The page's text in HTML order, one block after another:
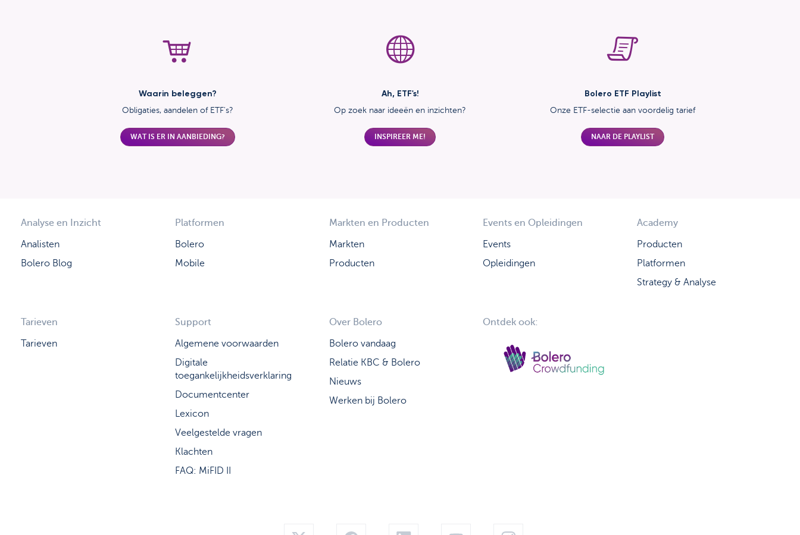
Waarin beleggen?
Obligaties, aandelen of ETF's?
WAT IS ER IN AANBIEDING?
Ah, ETF's!
Op zoek naar ideeën en inzichten?
INSPIREER ME!
Bolero ETF Playlist
Onze ETF-selectie aan voordelig tarief
NAAR DE PLAYLIST
Analyse en Inzicht
Analisten
Bolero Blog
Platformen
Bolero
Mobile
Markten en Producten
Markten
Producten
Events en Opleidingen
Events
Opleidingen
Academy
Producten
Platformen
Strategy & Analyse
Tarieven
Tarieven
Support
Algemene voorwaarden
Digitale
toegankelijkheidsverklaring
Documentcenter
Lexicon
Veelgestelde vragen
Klachten
FAQ: MiFID II
Over Bolero
Bolero vandaag
Relatie KBC & Bolero
Nieuws
Werken bij Bolero
Ontdek ook: